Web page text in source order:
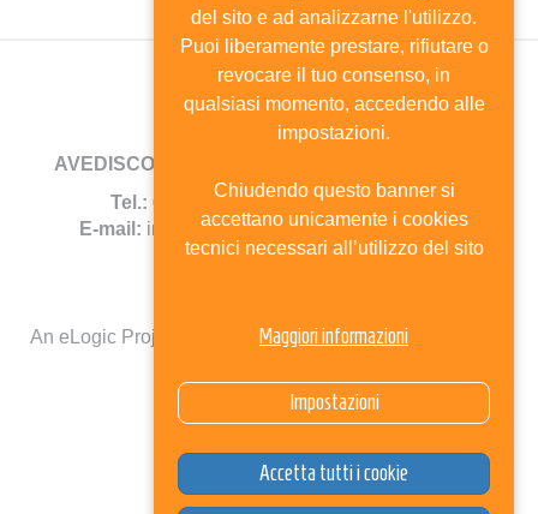
AVEDISCO
Tel.: 02.6702744 -Fax: 02.67385690
E-mail: info@avedisco.it - C.F. 80116270150
An eLogic Project
Powered by Kentico CMS for ASP.Net
del sito e ad analizzarne l'utilizzo.
Puoi liberamente prestare, rifiutare o
revocare il tuo consenso, in
qualsiasi momento, accedendo alle
impostazioni.
Chiudendo questo banner si
accettano unicamente i cookies
tecnici necessari all’utilizzo del sito
Maggiori informazioni
Impostazioni
Accetta tutti i cookie